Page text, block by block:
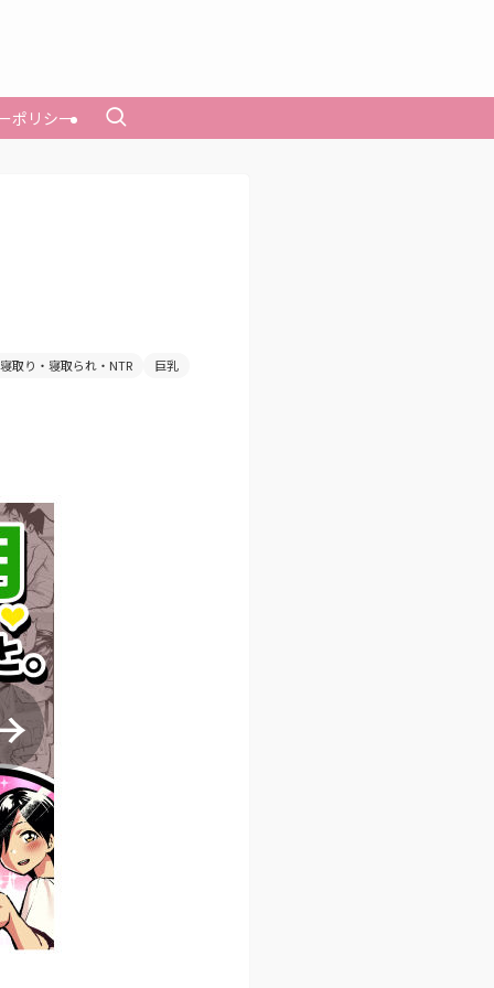
ポリシー
寝取り・寝取られ・NTR
巨乳